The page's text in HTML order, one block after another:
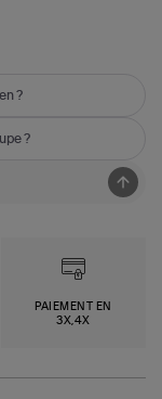
?
?
PAIEMENT EN
3X,4X